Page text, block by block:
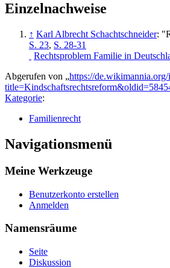
Einzelnachweise
↑ Karl Albrecht Schachtschneider:
S. 23, S. 28-31
Rechtsproblem Familie in
Abgerufen von „https://
Kategorie:
Familienrecht
Navigationsmenü
Meine Werkzeuge
Benutzerkonto erstellen
Anmelden
Namensräume
Seite
Diskussion